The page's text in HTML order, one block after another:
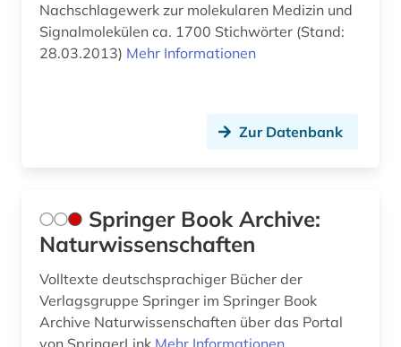
Nachschlagewerk zur molekularen Medizin und
Signalmolekülen ca. 1700 Stichwörter (Stand:
28.03.2013) Mehr Informationen
Zur Datenbank
Springer Book Archive:
Naturwissenschaften
Volltexte deutschsprachiger Bücher der
Verlagsgruppe Springer im Springer Book
Archive Naturwissenschaften über das Portal